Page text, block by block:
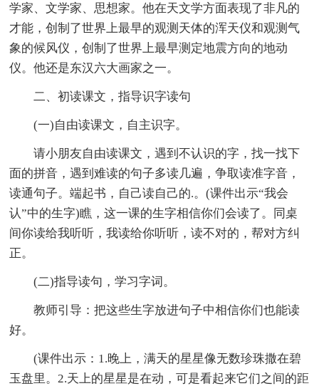
学家、文学家、思想家。他在天文学方面表现了非凡的
才能，创制了世界上最早的观测天体的浑天仪和观测气
象的候风仪，创制了世界上最早测定地震方向的地动
仪。他还是东汉六大画家之一。
二、初读课文，指导识字读句
(一)自由读课文，自主识字。
请小朋友自由读课文，遇到不认识的字，找一找下
面的拼音，遇到难读的句子多读几遍，争取读准字音，
读通句子。端起书，自己读自己的.。(课件出示“我会
认”中的生字)瞧，这一课的生字相信你们会读了。同桌
间你读给我听听，我读给你听听，读不对的，帮对方纠
正。
(二)指导读句，学习字词。
教师引导：把这些生字放进句子中相信你们也能读
好。
(课件出示：1.晚上，满天的星星像无数珍珠撒在碧
玉盘里。2.天上的星星是在动，可是看起来它们之间的距